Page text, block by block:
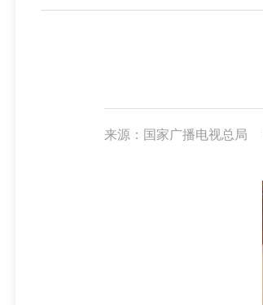
来源：国家广播电视总局